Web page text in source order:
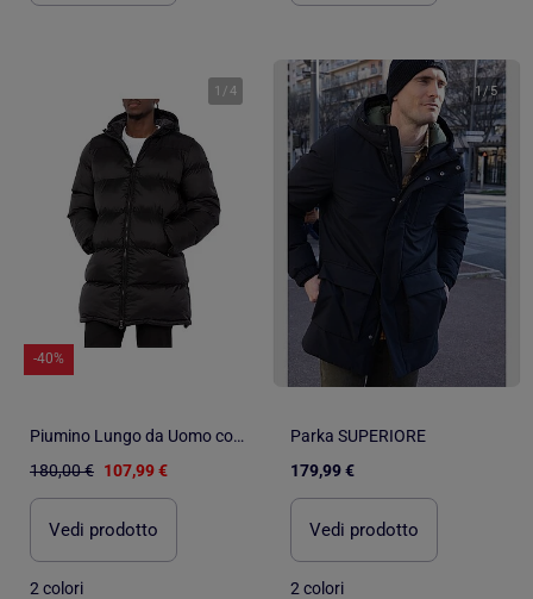
1 /4
-40%
Piumino Lungo da Uomo con Cappuccio Schott
180,00 € 107,99 €
Vedi prodotto
2 colori
1/5
Parka SUPERIORE
179,99 €
Vedi prodotto
2 colori